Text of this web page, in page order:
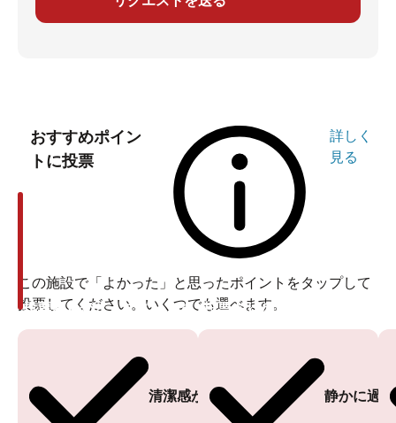
おすすめポイン
トに投票
詳しく
見る
この施設で「よかった」と思ったポイントをタップして
投票してください。いくつでも選べます。
清潔感がある
投票ありがとうございます
静かに過
投票ありがとうございます